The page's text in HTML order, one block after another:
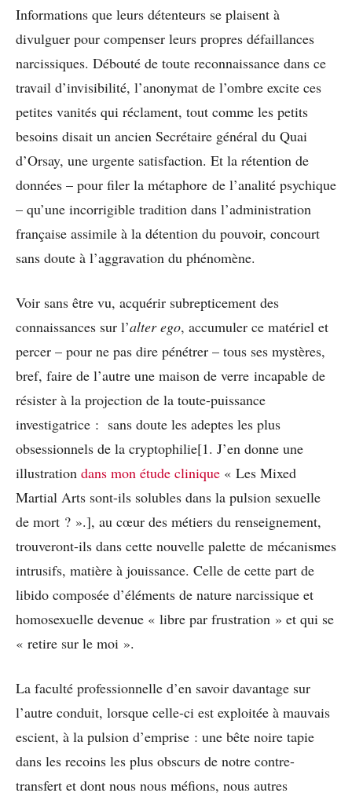
Informations que leurs détenteurs se plaisent à
divulguer pour compenser leurs propres défaillances
narcissiques. Débouté de toute reconnaissance dans ce
travail d’invisibilité, l’anonymat de l’ombre excite ces
petites vanités qui réclament, tout comme les petits
besoins disait un ancien Secrétaire général du Quai
d’Orsay, une urgente satisfaction. Et la rétention de
données – pour filer la métaphore de l’analité psychique
– qu’une incorrigible tradition dans l’administration
française assimile à la détention du pouvoir, concourt
sans doute à l’aggravation du phénomène.
Voir sans être vu, acquérir subrepticement des
connaissances sur l’alter ego, accumuler ce matériel et
percer – pour ne pas dire pénétrer – tous ses mystères,
bref, faire de l’autre une maison de verre incapable de
résister à la projection de la toute-puissance
investigatrice : sans doute les adeptes les plus
obsessionnels de la cryptophilie[1. J’en donne une
illustration dans mon étude clinique « Les Mixed
Martial Arts sont-ils solubles dans la pulsion sexuelle
de mort ? ».], au cœur des métiers du renseignement,
trouveront-ils dans cette nouvelle palette de mécanismes
intrusifs, matière à jouissance. Celle de cette part de
libido composée d’éléments de nature narcissique et
homosexuelle devenue « libre par frustration » et qui se
« retire sur le moi ».
La faculté professionnelle d’en savoir davantage sur
l’autre conduit, lorsque celle-ci est exploitée à mauvais
escient, à la pulsion d’emprise : une bête noire tapie
dans les recoins les plus obscurs de notre contre-
transfert et dont nous nous méfions, nous autres